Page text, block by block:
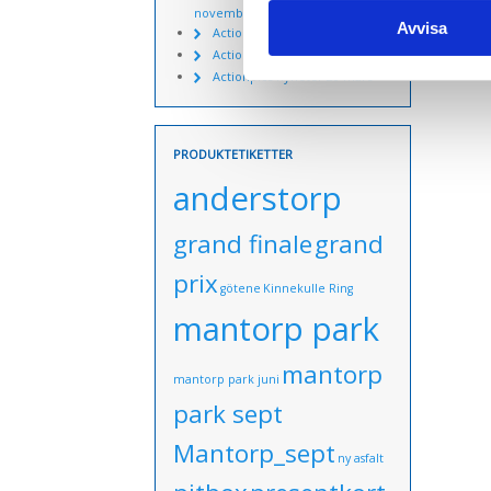
Avvisa
november
Actionpics nyheter 15 aug
Actionpics nyheter 3 nov
Actionpics nyheter 20 mars
PRODUKTETIKETTER
anderstorp
grand finalegrand
prix götene Kinnekulle Ring
mantorp park
mantorp park juni mantorp
park sept
Mantorp_sept ny asfalt